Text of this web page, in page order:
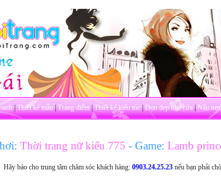
|Thiết kế mẫu|Trang điểm|Thiết kế kiểu tóc|Dọn dẹp nhà cửa|Nấu
Thời trang nữ kiểu 775 - Game: Lamb
Hãy báo cho trung tâm chăm sóc khách hàng: 0903.24.25.23nếu bạn phải